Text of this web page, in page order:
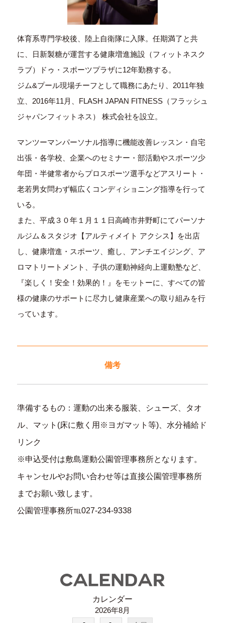
体育系専門学校後、陸上自衛隊に入隊。任期満了と共
に、日新製糖が運営する健康増進施設（フィットネスク
ラブ）ドゥ・スポーツプラザに12年勤務する。
ジム&プール現場チーフとして職務にあたり、2011年独
立、2016年11月、FLASH JAPAN FITNESS（フラッシュ
ジャパンフィットネス） 株式会社を設立。
マンツーマンパーソナル指導に機能改善レッスン・自宅
出張・各学校、企業へのセミナー・部活動やスポーツ少
年団・半健常者からプロスポーツ選手などアスリート・
老若男女問わず幅広くコンディショニング指導を行って
いる。
また、平成３０年１月１１日高崎市井野町にてパーソナ
ルジム＆スタジオ【アルティメイト アクシス】を出店
し、健康増進・スポーツ、癒し、アンチエイジング、ア
ロマトリートメント、子供の運動神経向上運動塾など、
『楽しく！安全！効果的！』をモットーに、すべての皆
様の健康のサポートに尽力し健康産業への取り組みを行
っています。
備考
準備するもの：運動の出来る服装、シューズ、タオ
ル、マット(床に敷く用※ヨガマット等)、水分補給ド
リンク
※申込受付は敷島運動公園管理事務所となります。
キャンセルやお問い合わせ等は直接公園管理事務所
までお願い致します。
公園管理事務所℡027-234-9338
カレンダー
2026年8月